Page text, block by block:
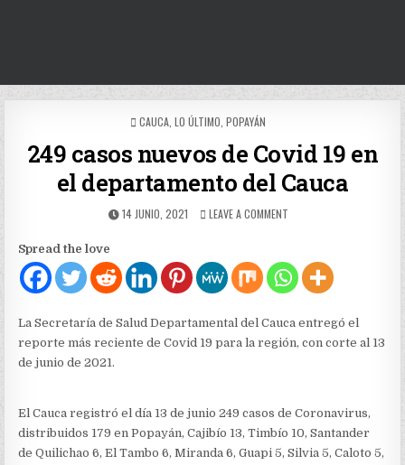
POSTED
CAUCA LO ÚLTIMO POPAYÁN
249 casos nuevos de Covid 19 en
el departamento del Cauca
PUBLISHED
14 JUNIO, 2021 LEAVE A COMMENTON
NUEVOS
DE
COVID
EN
EL
DEPARTAMENTO
Spread the love
La Secretaría de Salud Departamental del Cauca entregó el
reporte más reciente de Covid 19 para la región, con corte al 13
de junio de 2021.
El Cauca registró el día 13 de junio 249 casos de Coronavirus,
distribuidos 179 en Popayán, Cajibío 13, Timbío 10, Santander
de Quilichao 6, El Tambo 6, Miranda 6, Guapi 5, Silvia 5, Caloto 5,